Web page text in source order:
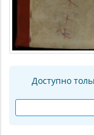
Доступно